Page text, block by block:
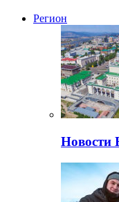
Регион
Новости